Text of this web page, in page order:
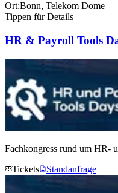
Ort:Bonn, Telekom Dome
Tippen für Details
HR & Payroll Tools
Fachkongress rund um HR-
Tickets
Standanfrage